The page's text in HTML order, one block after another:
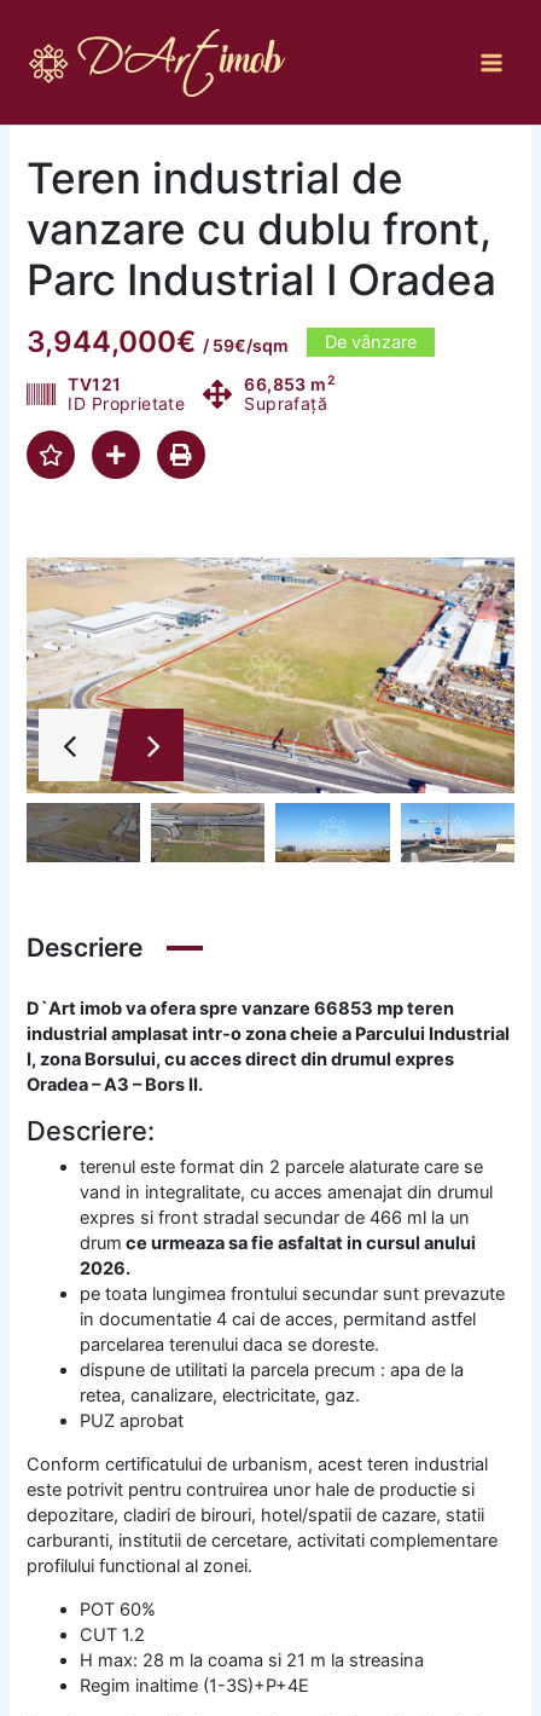
content
Teren industrial de
vanzare cu dublu front,
Parc Industrial I Oradea
3,944,000€/ 59€/sqm De vânzare
TV121
ID Proprietate
66,853 m2
Suprafață
Descriere
D`Art imob va ofera spre vanzare 66853 mp teren
industrial amplasat intr-o zona cheie a Parcului Industrial
I, zona Borsului, cu acces direct din drumul expres
Oradea – A3 – Bors II.
Descriere:
terenul este format din 2 parcele alaturate care se
vand in integralitate, cu acces amenajat din drumul
expres si front stradal secundar de 466 ml la un
drum ce urmeaza sa fie asfaltat in cursul anului
2026.
pe toata lungimea frontului secundar sunt prevazute
in documentatie 4 cai de acces, permitand astfel
parcelarea terenului daca se doreste.
dispune de utilitati la parcela precum : apa de la
retea, canalizare, electricitate, gaz.
PUZ aprobat
Conform certificatului de urbanism, acest teren industrial
este potrivit pentru contruirea unor hale de productie si
depozitare, cladiri de birouri, hotel/spatii de cazare, statii
carburanti, institutii de cercetare, activitati complementare
profilului functional al zonei.
POT 60%
CUT 1.2
H max: 28 m la coama si 21 m la streasina
Regim inaltime (1-3S)+P+4E